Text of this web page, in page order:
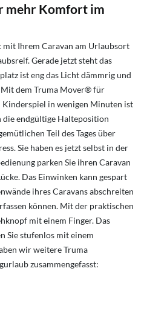
mehr Komfort im
mit Ihrem Caravan am Urlaubsort
Gerade jetzt steht das
ist eng das Licht dämmrig und
dem Truma Mover® für
Kinderspiel in wenigen Minuten ist
endgültige Halteposition
Teil des Tages über
Sie haben es jetzt selbst in der
parken Sie ihren Caravan
Das Einwinken kann gespart
ihres Caravans abschreiten
können. Mit der praktischen
mit einem Finger. Das
Sie stufenlos mit einem
wir weitere Truma
zusammengefasst: